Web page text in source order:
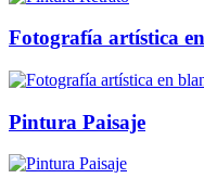
Fotografía artística
Pintura Paisaje